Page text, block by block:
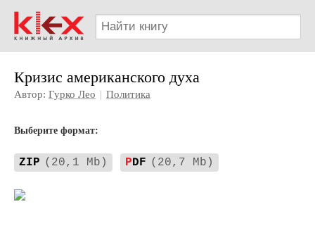
Кризис американского духа
Автор: Гурко Лео | Политика
Выберите формат:
ZIP (20,1 Mb) PDF (20,7 Mb)